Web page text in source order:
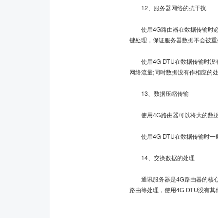
12、服务器网络的抗干扰
使用4G路由器在数据传输时必
键处理，保证服务器数据不会被
使用4G DTU在数据传输时没
网络流量;同时数据没有作相应的
13、数据压缩传输
使用4G路由器可以将大的数据
使用4G DTU在数据传输时一
14、交换数据的处理
通讯服务器是4G路由器的核心
路由等处理，使用4G DTU没有